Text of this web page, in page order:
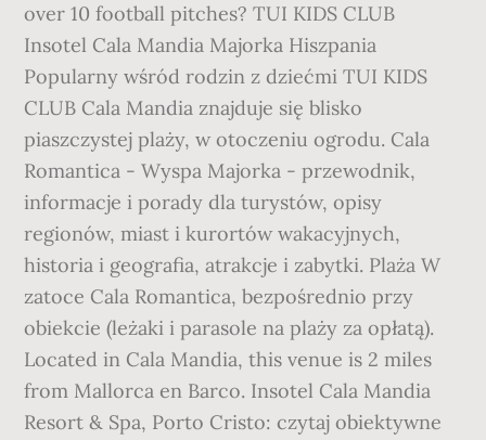
over 10 football pitches? TUI KIDS CLUB
Insotel Cala Mandia Majorka Hiszpania
Popularny wśród rodzin z dziećmi TUI KIDS
CLUB Cala Mandia znajduje się blisko
piaszczystej plaży, w otoczeniu ogrodu. Cala
Romantica - Wyspa Majorka - przewodnik,
informacje i porady dla turystów, opisy
regionów, miast i kurortów wakacyjnych,
historia i geografia, atrakcje i zabytki. Plaża W
zatoce Cala Romantica, bezpośrednio przy
obiekcie (leżaki i parasole na plaży za opłatą).
Located in Cala Mandia, this venue is 2 miles
from Mallorca en Barco. Insotel Cala Mandia
Resort & Spa, Porto Cristo: czytaj obiektywne